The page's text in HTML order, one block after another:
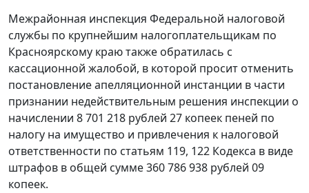
Межрайонная инспекция Федеральной налоговой
службы по крупнейшим налогоплательщикам по
Красноярскому краю также обратилась с
кассационной жалобой, в которой просит отменить
постановление апелляционной инстанции в части
признании недействительным решения инспекции о
начислении 8 701 218 рублей 27 копеек пеней по
налогу на имущество и привлечения к налоговой
ответственности по статьям 119, 122 Кодекса в виде
штрафов в общей сумме 360 786 938 рублей 09
копеек.